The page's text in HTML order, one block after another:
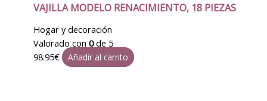
VAJILLA MODELO RENACIMIENTO, 18 PIEZAS
Hogar y decoración
Valorado con 0de 5
98.95€ Añadir al carrito